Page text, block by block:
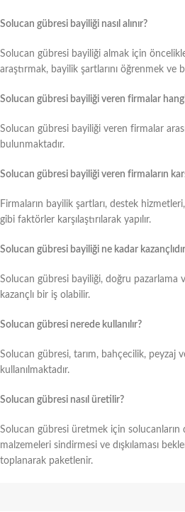
Solucan gübresi bayiliği nasıl alınır?
Solucan gübresi bayiliği almak için
araştırmak, bayilik şartlarını öğrenmek ve
Solucan gübresi bayiliği veren firmalar
Solucan gübresi bayiliği veren firmalar
bulunmaktadır.
Solucan gübresi bayiliği veren firmaların
Firmaların bayilik şartları, destek
gibi faktörler karşılaştırılarak yapılır.
Solucan gübresi bayiliği ne kadar
Solucan gübresi bayiliği, doğru pazarlama
kazançlı bir iş olabilir.
Solucan gübresi nerede kullanılır?
Solucan gübresi, tarım, bahçecilik, peyzaj
kullanılmaktadır.
Solucan gübresi nasıl üretilir?
Solucan gübresi üretmek için solucanların
malzemeleri sindirmesi ve dışkılaması
toplanarak paketlenir.